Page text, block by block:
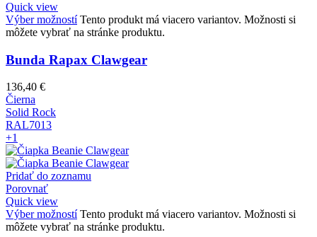
Quick view
Výber možností Tento produkt má viacero variantov. Možnosti si
môžete vybrať na stránke produktu.
Bunda Rapax Clawgear
136,40 €
Čierna
Solid Rock
RAL7013
+1
Pridať do zoznamu
Porovnať
Quick view
Výber možností Tento produkt má viacero variantov. Možnosti si
môžete vybrať na stránke produktu.